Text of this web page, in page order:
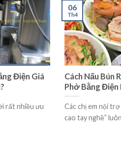
Điện Giá
rất nhiều ưu
Cách Nấu Bún
Phở Bằng Điện
Các chị em nội
cao tay nghề”
06
Th4